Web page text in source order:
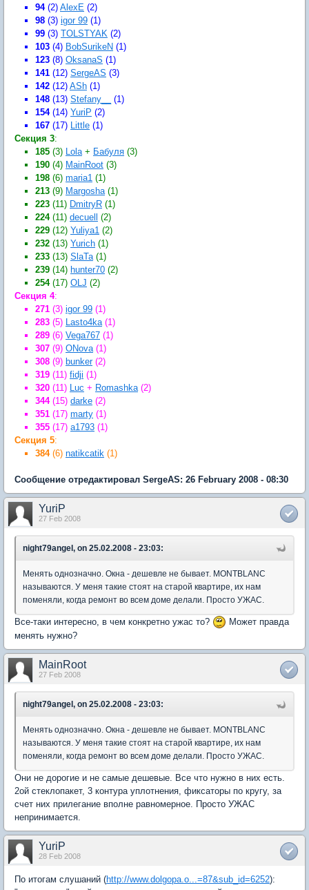
94(2) AlexE (2)
98 (3) igor 99 (1)
99 (3) TOLSTYAK (2)
103 (4) BobSurikeN (1)
123 (8) OksanaS (1)
141 (12) SergeAS (3)
142 (12) ASh (1)
148 (13) Stefany__
(1)
154(14) YuriP (2)
167 (17) Little (1)
Секция 3:
185 (3) Lola + Бабуля (3)
190 (4) MainRoot (3)
198 (6) maria1 (1)
213 (9) Margosha (1)
223 (11) DmitryR (1)
224(11) decuell (2)
229 (12) Yuliya1 (2)
232 (13) Yurich (1)
233 (13) SlaTa (1)
239 (14) hunter70 (2)
254(17) OLJ (2)
Секция 4:
271 (3) igor 99 (1)
283 (5) Lasto4ka (1)
289 (6) Vega767 (1)
307 (9) ONova (1)
308 (9) bunker(2)
319 (11) fidji (1)
320 (11) Luc + Romashka (2)
344(15) darke (2)
351 (17) marty (1)
355 (17) a1793 (1)
Секция 5:
384(6) natikcatik (1)
Сообщение отредактировал SergeAS: 26 February 2008 - 08:30
YuriP
27 Feb 2008
night79angel, on 25.02.2008 - 23:03:
Менять однозначно. Окна - дешевле не бывает. MONTBLANC
называются. У меня такие стоят на старой квартире, их нам
поменяли, когда ремонт во всем доме делали. Просто УЖАС.
Все-таки интересно, в чем конкретно ужас то?
Может правда
менять нужно?
MainRoot
27 Feb 2008
night79angel, on 25.02.2008 - 23:03:
Менять однозначно. Окна - дешевле не бывает. MONTBLANC
называются. У меня такие стоят на старой квартире, их нам
поменяли, когда ремонт во всем доме делали. Просто УЖАС.
Они не дорогие и не самые дешевые. Все что нужно в них есть.
2ой стеклопакет, 3 контура уплотнения, фиксаторы по кругу, за
счет них прилегание вполне равномерное. Просто УЖАС
непринимается.
YuriP
28 Feb 2008
По итогам слушаний (http://www.dolgopa.o...=87&sub_id=6252):